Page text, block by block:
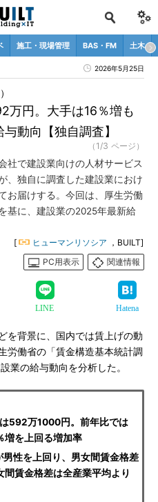
施工・現場管理 BAS・FM 土木
2026年5月25日
万円。大手は16％増も
動向【独自調査】
（1/3 ページ）
社で建設業向けの人材サービス
、独自に調査した建設業におけ
お届けする。今回は、厚生労働
基に、建設業の2025年最新給
[ ヒューマンリソシア ，BUILT]
PC用表示
関連情報
LINE Hatena
を背景に、国内では賃上げの動
労働省の「賃金構造基本統計調
業の給与動向を分析した。
592万1000円。前年比では
増を上回る増加率
男性を上回り、男女間賃金格差
賃金格差は全産業平均より